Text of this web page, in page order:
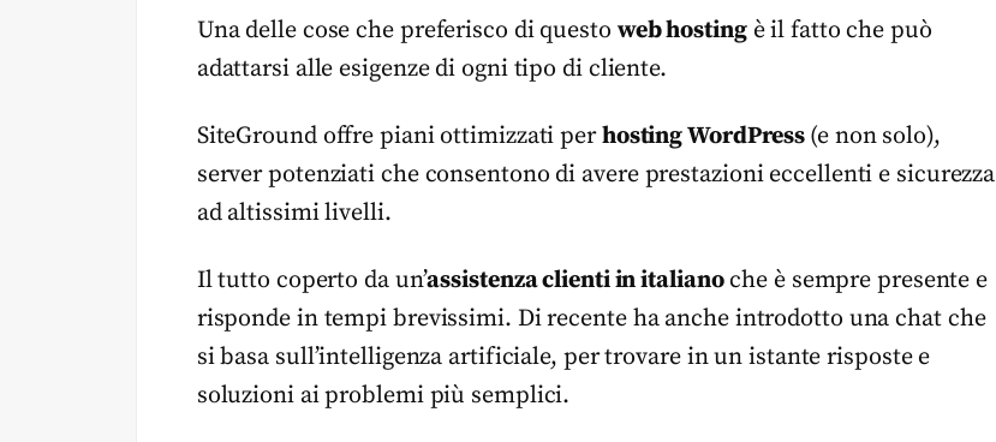
Una delle cose che preferisco di questo web hostingè il fatto che può
adattarsi alle esigenze di ogni tipo di cliente.
SiteGround offre piani ottimizzati perhosting WordPress (e non solo),
server potenziati che consentono di avere prestazioni eccellenti e sicurezza
ad altissimi livelli.
Il tutto coperto da un’assistenza clienti in italianoche è sempre presente e
risponde in tempi brevissimi. Di recente ha anche introdotto una chat che
si basa sull’intelligenza artificiale, per trovare in un istante risposte e
soluzioni ai problemi più semplici.